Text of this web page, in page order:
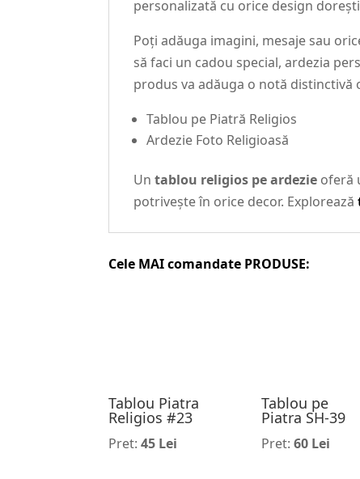
personalizată cu orice design
Poți adăuga imagini, mesaje sau
să faci un cadou special, ardezia
produs va adăuga o notă distinctivă
Tablou pe Piatră Religios
Ardezie Foto Religioasă
Untablou religios pe ardezie oferă
potrivește în orice decor. Explorează
Cele MAI comandate PRODUSE:
Tablou Piatra
Religios #23
Pret:45 Lei
Tablou pe
Piatra SH-39
Pret:60 Lei